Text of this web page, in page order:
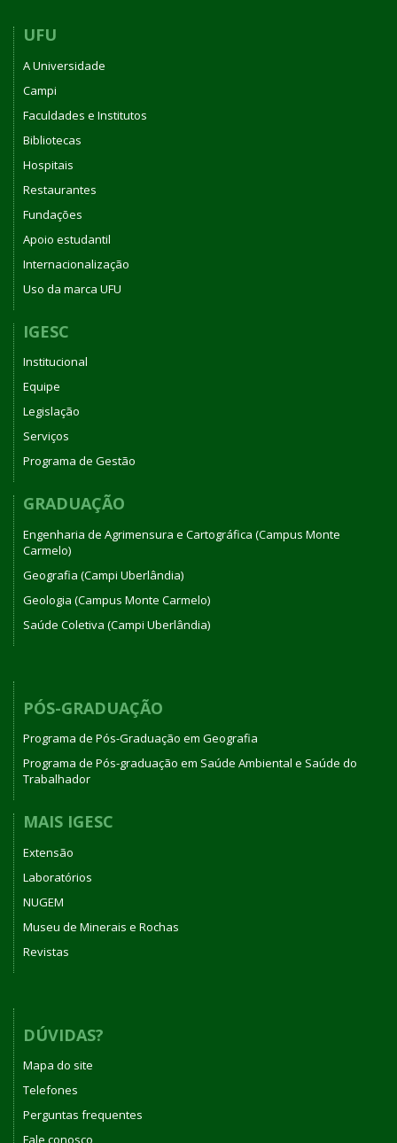
UFU
A Universidade
Campi
Faculdades e Institutos
Bibliotecas
Hospitais
Restaurantes
Fundações
Apoio estudantil
Internacionalização
Uso da marca UFU
IGESC
Institucional
Equipe
Legislação
Serviços
Programa de Gestão
GRADUAÇÃO
Engenharia de Agrimensura e Cartográfica (Campus Monte
Carmelo)
Geografia (Campi Uberlândia)
Geologia (Campus Monte Carmelo)
Saúde Coletiva (Campi Uberlândia)
PÓS-GRADUAÇÃO
Programa de Pós-Graduação em Geografia
Programa de Pós-graduação em Saúde Ambiental e Saúde do
Trabalhador
MAIS IGESC
Extensão
Laboratórios
NUGEM
Museu de Minerais e Rochas
Revistas
DÚVIDAS?
Mapa do site
Telefones
Perguntas frequentes
Fale conosco